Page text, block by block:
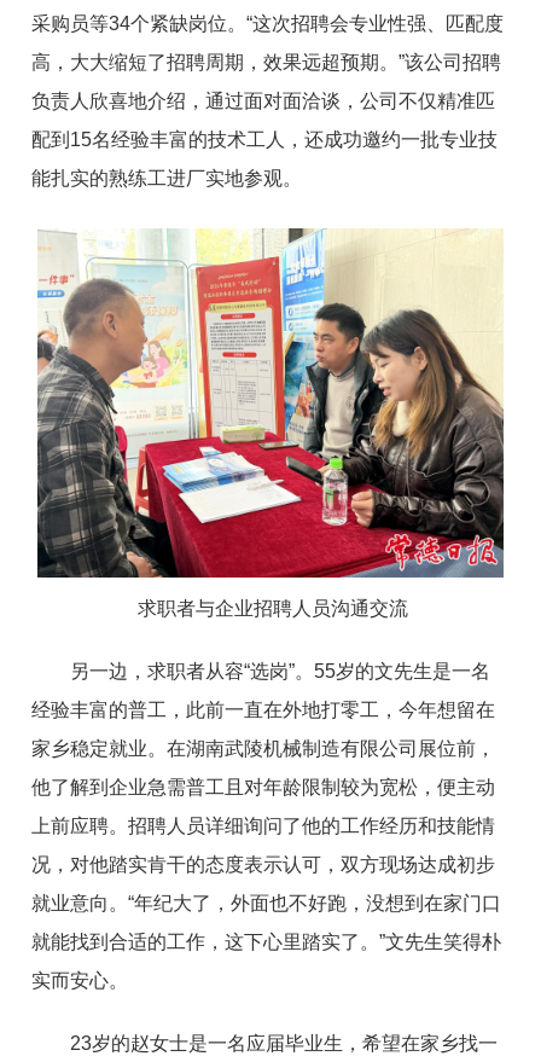
采购员等34个紧缺岗位。“这次招聘会专业性强、匹配度
高，大大缩短了招聘周期，效果远超预期。”该公司招聘
负责人欣喜地介绍，通过面对面洽谈，公司不仅精准匹
配到15名经验丰富的技术工人，还成功邀约一批专业技
能扎实的熟练工进厂实地参观。
求职者与企业招聘人员沟通交流
另一边，求职者从容“选岗”。55岁的文先生是一名
经验丰富的普工，此前一直在外地打零工，今年想留在
家乡稳定就业。在湖南武陵机械制造有限公司展位前，
他了解到企业急需普工且对年龄限制较为宽松，便主动
上前应聘。招聘人员详细询问了他的工作经历和技能情
况，对他踏实肯干的态度表示认可，双方现场达成初步
就业意向。“年纪大了，外面也不好跑，没想到在家门口
就能找到合适的工作，这下心里踏实了。”文先生笑得朴
实而安心。
23岁的赵女士是一名应届毕业生，希望在家乡找一